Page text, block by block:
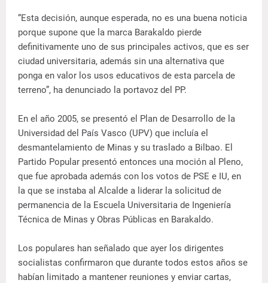
“Esta decisión, aunque esperada, no es una buena noticia
porque supone que la marca Barakaldo pierde
definitivamente uno de sus principales activos, que es ser
ciudad universitaria, además sin una alternativa que
ponga en valor los usos educativos de esta parcela de
terreno”, ha denunciado la portavoz del PP.
En el año 2005, se presentó el Plan de Desarrollo de la
Universidad del País Vasco (UPV) que incluía el
desmantelamiento de Minas y su traslado a Bilbao. El
Partido Popular presentó entonces una moción al Pleno,
que fue aprobada además con los votos de PSE e IU, en
la que se instaba al Alcalde a liderar la solicitud de
permanencia de la Escuela Universitaria de Ingeniería
Técnica de Minas y Obras Públicas en Barakaldo.
Los populares han señalado que ayer los dirigentes
socialistas confirmaron que durante todos estos años se
habían limitado a mantener reuniones y enviar cartas,